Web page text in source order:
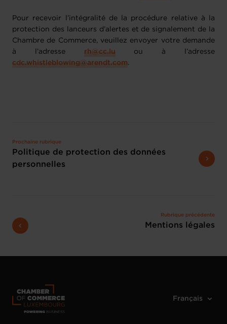
Pour recevoir l’intégralité de la procédure relative à la
protection des lanceurs d’alertes et de signalement de la
Chambre de Commerce, veuillez envoyer votre demande
à l’adresse
rh@cc.lu ou à l’adresse
cdc.whistleblowing@arendt.com.
Rubrique précédente
Mentions légales
Prochaine rubrique
Politique de protection des données
personnelles